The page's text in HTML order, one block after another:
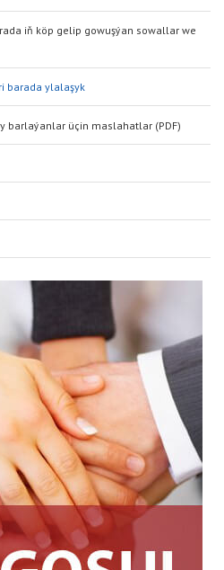
iň köp gelip gowuşýan sowallar we
barada ylalaşyk
barlaýanlar üçin maslahatlar (PDF)